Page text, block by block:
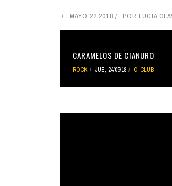
MAYO 22 2018 POR LUCÍA
CARAMELOS DE CIANURO
ROCK JUE, 24/05/18 O-CLUB